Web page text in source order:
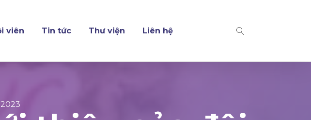
viên Tin tức Thư viện Liên hệ